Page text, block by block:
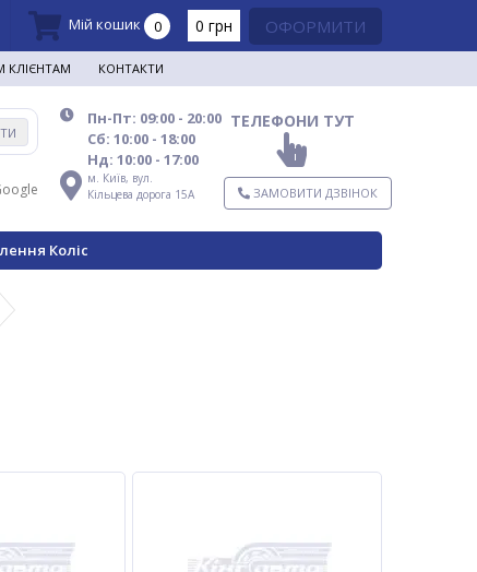
Мій кошик 0 0 грн ОФОРМИТИ
КЛІЄНТАМ КОНТАКТИ
Пн-Пт: 09:00 - 20:00
Сб: 10:00 - 18:00
Нд: 10:00 - 17:00
м. Київ, вул.
Кільцева дорога 15А
ТЕЛЕФОНИ ТУТ
ЗАМОВИТИ ДЗВІНОК
Коліс